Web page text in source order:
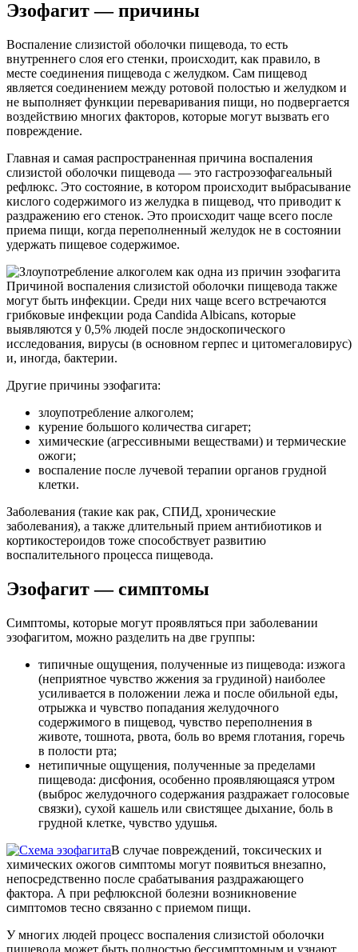
Эзофагит — причины
Воспаление слизистой оболочки пищевода, то есть
внутреннего слоя его стенки, происходит, как правило, в
месте соединения пищевода с желудком. Сам пищевод
является соединением между ротовой полостью и желудком и
не выполняет функции переваривания пищи, но подвергается
воздействию многих факторов, которые могут вызвать его
повреждение.
Главная и самая распространенная причина воспаления
слизистой оболочки пищевода — это гастроэзофагеальный
рефлюкс. Это состояние, в котором происходит выбрасывание
кислого содержимого из желудка в пищевод, что приводит к
раздражению его стенок. Это происходит чаще всего после
приема пищи, когда переполненный желудок не в состоянии
удержать пищевое содержимое.
Причиной воспаления слизистой оболочки пищевода также
могут быть инфекции. Среди них чаще всего встречаются
грибковые инфекции рода Candida Albicans, которые
выявляются у 0,5% людей после эндоскопического
исследования, вирусы (в основном герпес и цитомегаловирус)
и, иногда, бактерии.
Другие причины эзофагита:
злоупотребление алкоголем;
курение большого количества сигарет;
химические (агрессивными веществами) и термические
ожоги;
воспаление после лучевой терапии органов грудной
клетки.
Заболевания (такие как рак, СПИД, хронические
заболевания), а также длительный прием антибиотиков и
кортикостероидов тоже способствует развитию
воспалительного процесса пищевода.
Эзофагит — симптомы
Симптомы, которые могут проявляться при заболевании
эзофагитом, можно разделить на две группы:
типичные ощущения, полученные из пищевода: изжога
(неприятное чувство жжения за грудиной) наиболее
усиливается в положении лежа и после обильной еды,
отрыжка и чувство попадания желудочного
содержимого в пищевод, чувство переполнения в
животе, тошнота, рвота, боль во время глотания, горечь
в полости рта;
нетипичные ощущения, полученные за пределами
пищевода: дисфония, особенно проявляющаяся утром
(выброс желудочного содержания раздражает голосовые
связки), сухой кашель или свистящее дыхание, боль в
грудной клетке, чувство удушья.
В случае повреждений, токсических и
химических ожогов симптомы могут появиться внезапно,
непосредственно после срабатывания раздражающего
фактора. А при рефлюксной болезни возникновение
симптомов тесно связанно с приемом пищи.
У многих людей процесс воспаления слизистой оболочки
пищевода может быть полностью бессимптомным и узнают